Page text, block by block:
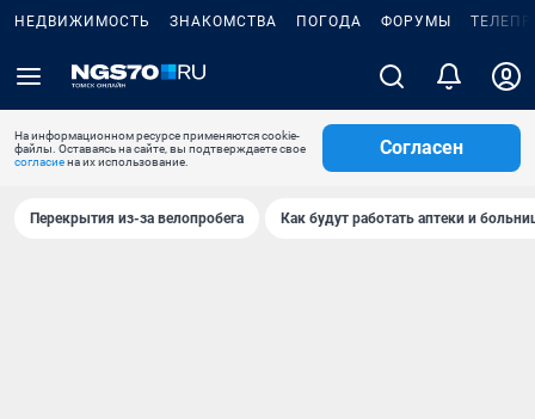
НЕДВИЖИМОСТЬ ЗНАКОМСТВА ПОГОДА ФОРУМЫ
На информационном ресурсе применяются cookie-
файлы. Оставаясь на сайте, вы подтверждаете свое
согласиена их использование.
Согласен
Перекрытия из-за велопробега Как будут работать аптеки и